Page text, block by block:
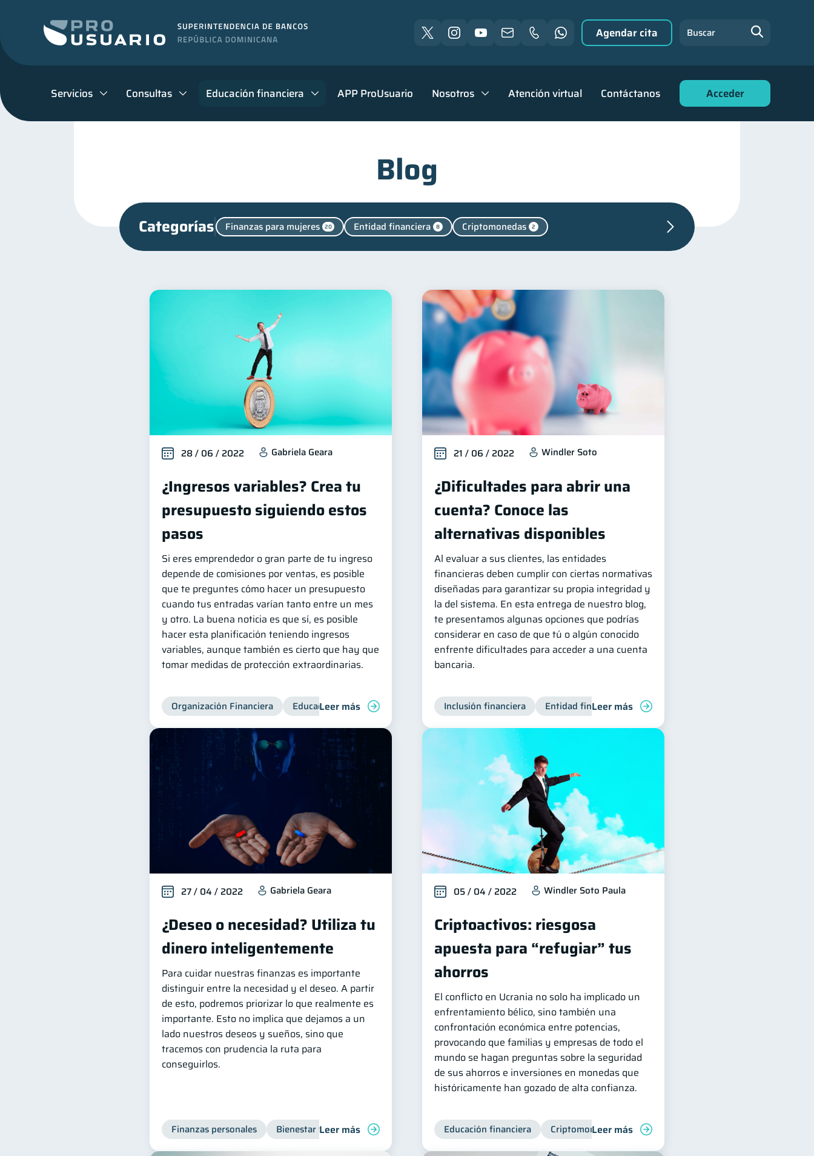
Servicios Consultas Educación financiera APP ProUsuario Nosotros Atención virtual Contáctanos Acceder
Agendar cita Buscar
Blog
Categorías Finanzas para mujeres 20 Entidad financiera 8 Criptomonedas 2
Salud financiera Organización Financiera 10 Deudas
Tarjeta de crédito Historial crediticio 6 Ciberseguridad
Derechos & Deberes Superintendencia de Bancos Vacaciones 2 Inversiones 2
Finanzas Personales Finanzas en Pareja Educación Financiera 1 Mipymes
Información financiera 1 inversiones ahorro Retiro Doble sueldo Gasto responsable
información financiera 1
28 / 06 / 2022 Gabriela Geara
¿Ingresos variables? Crea tu
presupuesto siguiendo estos
pasos
Si eres emprendedor o gran parte de tu ingreso
depende de comisiones por ventas, es posible
que te preguntes cómo hacer un presupuesto
cuando tus entradas varían tanto entre un mes
y otro. La buena noticia es que sí, es posible
hacer esta planificación teniendo ingresos
variables, aunque también es cierto que hay que
tomar medidas de protección extraordinarias.
Organización Financiera Educación financiera Inclusión financiera Finanzas para jóvenes Manejo de deudas
Leer más
21 / 06 / 2022 Windler Soto
¿Dificultades para abrir una
cuenta? Conoce las
alternativas disponibles
Al evaluar a sus clientes, las entidades
financieras deben cumplir con ciertas normativas
diseñadas para garantizar su propia integridad y
la del sistema. En esta entrega de nuestro blog,
te presentamos algunas opciones que podrías
considerar en caso de que tú o algún conocido
enfrente dificultades para acceder a una cuenta
bancaria.
Inclusión financiera Entidad financiera
Leer más
27 / 04 / 2022 Gabriela Geara
¿Deseo o necesidad? Utiliza tu
dinero inteligentemente
Para cuidar nuestras finanzas es importante
distinguir entre la necesidad y el deseo. A partir
de esto, podremos priorizar lo que realmente es
importante. Esto no implica que dejamos a un
lado nuestros deseos y sueños, sino que
tracemos con prudencia la ruta para
conseguirlos.
Finanzas personales Bienestar financiero Organización Financiera Inclusión financiera Finanzas para jóvenes
Leer más
05 / 04 / 2022 Windler Soto Paula
Criptoactivos: riesgosa
apuesta para “refugiar” tus
ahorros
El conflicto en Ucrania no solo ha implicado un
enfrentamiento bélico, sino también una
confrontación económica entre potencias,
provocando que familias y empresas de todo el
mundo se hagan preguntas sobre la seguridad
de sus ahorros e inversiones en monedas que
históricamente han gozado de alta confianza.
Educación financiera CriptomonedasLeer más